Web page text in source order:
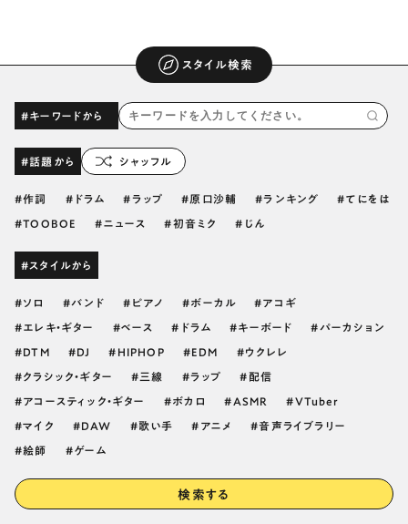
スタイル検索
#キーワードから
#話題から シャッフル
作詞 ドラム ラップ 原口沙輔 ランキング てにをは
TOOBOE ニュース 初音ミク じん
#スタイルから
ソロ バンド ピアノ ボーカル アコギ
エレキ・ギター ベース ドラム キーボード パーカション
DTM DJ HIPHOP EDM ウクレレ
クラシック・ギター 三線 ラップ 配信
アコースティック・ギター ボカロ ASMR VTuber
マイク DAW 歌い手 アニメ 音声ライブラリー
絵師 ゲーム
検索する